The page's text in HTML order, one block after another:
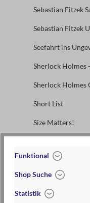
Sebastian Fitzek
Sebastian Fitzek
Seefahrt ins
Sherlock Holmes
Sherlock Holmes
Short List
Size Matters!
Smart Guy
Snake2Cube
SNÄP!
Funktional
Shop Suche
Statistik